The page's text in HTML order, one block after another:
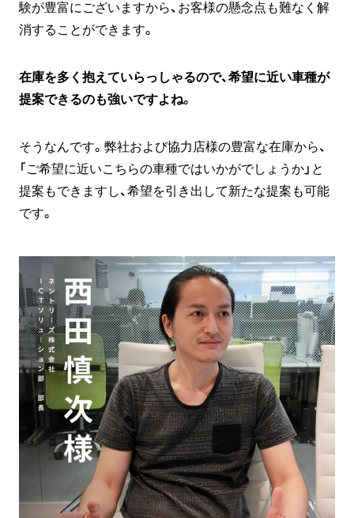
験が豊富にございますから、お客様の懸念点も難なく解
消することができます。
在庫を多く抱えていらっしゃるので、希望に近い車種が
提案できるのも強いですよね。
そうなんです。弊社および協力店様の豊富な在庫から、
「ご希望に近いこちらの車種ではいかがでしょうか」と
提案もできますし、希望を引き出して新たな提案も可能
です。